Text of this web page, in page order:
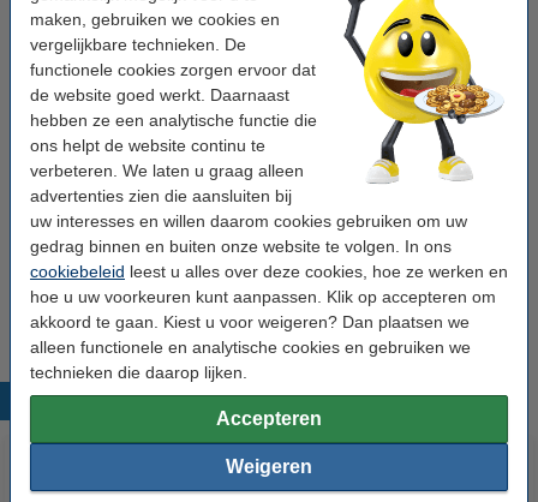
maken, gebruiken we cookies en
vergelijkbare technieken. De
functionele cookies zorgen ervoor dat
de website goed werkt. Daarnaast
hebben ze een analytische functie die
ons helpt de website continu te
verbeteren. We laten u graag alleen
advertenties zien die aansluiten bij
uw interesses en willen daarom cookies gebruiken om uw
gedrag binnen en buiten onze website te volgen. In ons
cookiebeleid leest u alles over deze cookies, hoe ze werken en
hoe u uw voorkeuren kunt aanpassen. Klik op accepteren om
akkoord te gaan. Kiest u voor weigeren? Dan plaatsen we
alleen functionele en analytische cookies en gebruiken we
technieken die daarop lijken.
Accepteren
Weigeren
Verpakkingseenheid: pak
Clairefontaine DCP papier 1 pak van 125 vellen
A4 - 250 g/m²
€ 7,95
LET OP!
Controleer voor aanschaf de specificaties van uw printer!
Niet elke printer kan dit papiergewicht verwerken.
Populaire producten